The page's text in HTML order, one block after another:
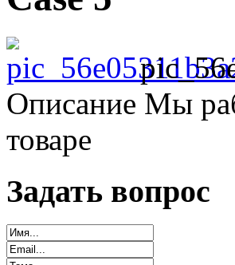
Описание Мы
товаре
Задать вопрос